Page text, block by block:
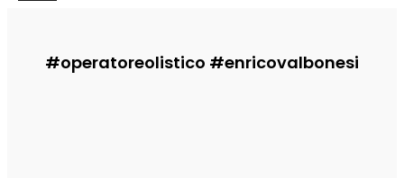
#operatoreolistico #enricovalbonesi